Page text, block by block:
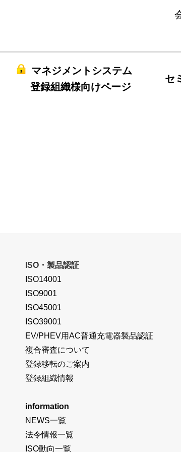
マネジメントシステム
登録組織様向けページ
セ
ISO・製品認証
ISO14001
ISO9001
ISO45001
ISO39001
EV/PHEV用AC普通充電器製品認証
複合審査について
登録移転のご案内
登録組織情報
information
NEWS一覧
法令情報一覧
ISO動向一覧